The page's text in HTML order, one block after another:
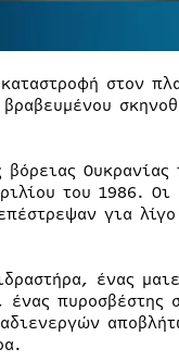
στον
Ουκρανίας
του 1986. Οι
για
ένας
πυροσβέστης